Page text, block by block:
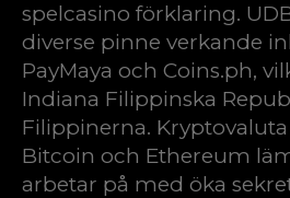
spelcasino förklaring.
diverse pinne verkande
PayMaya och Coins.ph,
Indiana Filippinska
Filippinerna.
Bitcoin och Ethereum
arbetar på med öka